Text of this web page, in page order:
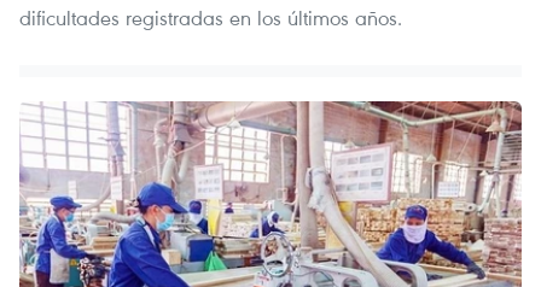
dificultades registradas en los últimos años.